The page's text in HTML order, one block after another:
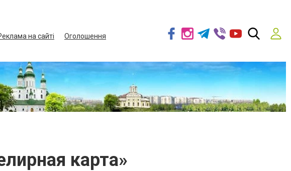
на сайті
Оголошення
карта»